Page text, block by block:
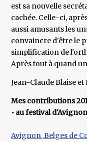
est sa nouvelle
cachée. Celle-ci,
aussi amusants les
convaincre d'être le
simplification de
Après tout à quand
Jean-Claude Blaise
Mes contributions
• au festival
Avignon, Belges de